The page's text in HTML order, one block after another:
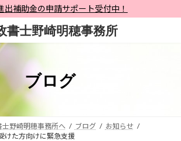
出補助金の申請サポート受付中！
書士野崎明穂事務所
ブログ
野崎明穂事務所へ ブログ
お知らせ
けた方向けに緊急支援